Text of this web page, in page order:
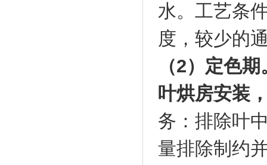
水。工艺条
度，较少的
（2）定色期
叶烘房安装
务：排除叶
量排除制约